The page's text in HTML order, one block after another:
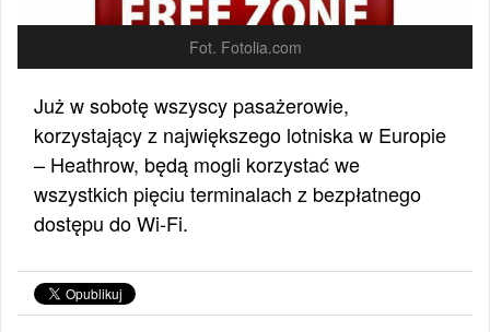
Fot. Fotolia.com
Już w sobotę wszyscy pasażerowie,
korzystający z największego lotniska w Europie
– Heathrow, będą mogli korzystać we
wszystkich pięciu terminalach z bezpłatnego
dostępu do Wi-Fi.